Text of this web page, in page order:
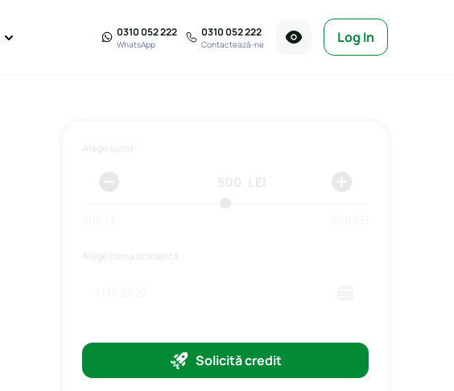
0310 052 222
WhatsApp
0310 052 222
Contactează-ne Log In
Alege suma
LEI
Alege prima scadență
Solicită credit